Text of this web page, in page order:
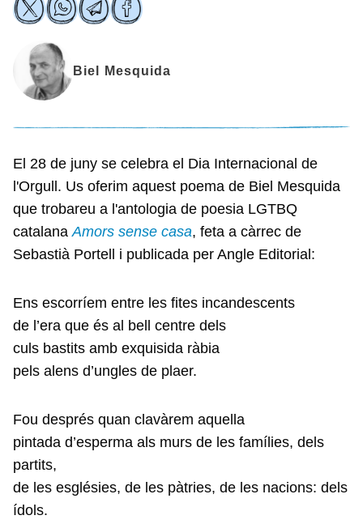
Biel Mesquida
El 28 de juny se celebra el Dia Internacional de
l'Orgull. Us oferim aquest poema de Biel Mesquida
que trobareu a l'antologia de poesia LGTBQ
catalanaAmors sense casa, feta a càrrec de
Sebastià Portell i publicada per Angle Editorial:
Ens escorríem entre les fites incandescents
de l’era que és al bell centre dels
culs bastits amb exquisida ràbia
pels alens d’ungles de plaer.
Fou després quan clavàrem aquella
pintada d’esperma als murs de les famílies, dels
partits,
de les esglésies, de les pàtries, de les nacions: dels
ídols.